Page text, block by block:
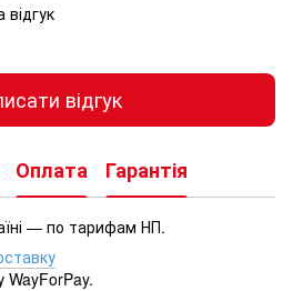
відгук
Оплата Гарантія
— по тарифам НП.